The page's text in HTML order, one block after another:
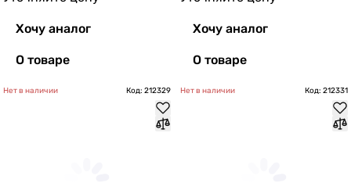
Хочу аналог
О товаре
Хочу аналог
О товаре
Нет в наличии Код: 212329 Нет в наличии Код: 212331